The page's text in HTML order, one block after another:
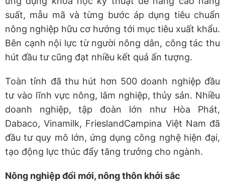
suất, mẫu mã và từng bước áp dụng tiêu chuẩn
nông nghiệp hữu cơ hướng tới mục tiêu xuất khẩu.
Bên cạnh nội lực từ người nông dân, công tác thu
hút đầu tư cũng đạt nhiều kết quả ấn tượng.
Toàn tỉnh đã thu hút hơn 500 doanh nghiệp đầu
tư vào lĩnh vực nông, lâm nghiệp, thủy sản. Nhiều
doanh nghiệp, tập đoàn lớn như Hòa Phát,
Dabaco, Vinamilk, FrieslandCampina Việt Nam đã
đầu tư quy mô lớn, ứng dụng công nghệ hiện đại,
tạo động lực thúc đẩy tăng trưởng cho ngành.
Nông nghiệp đổi mới, nông thôn khởi sắc